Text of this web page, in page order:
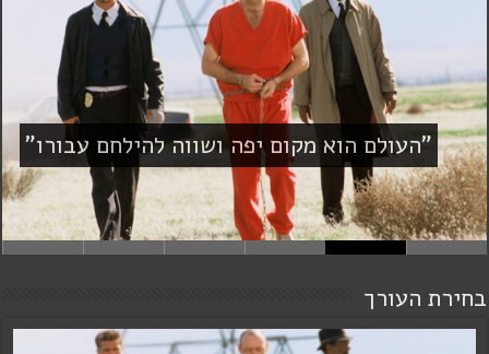
אנדרטה בתנועה – בנשימה עצורה
בחירת העורך